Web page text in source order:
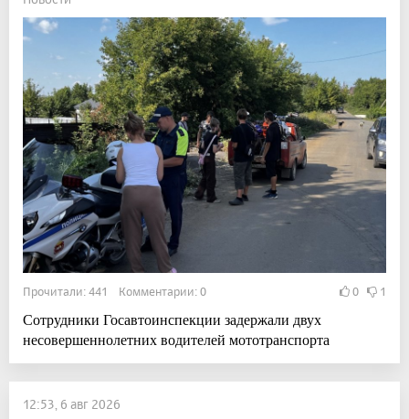
Прочитали: 441 Комментарии: 0 0 1
Сотрудники Госавтоинспекции задержали двух
несовершеннолетних водителей мототранспорта
12:53, 6 авг 2026